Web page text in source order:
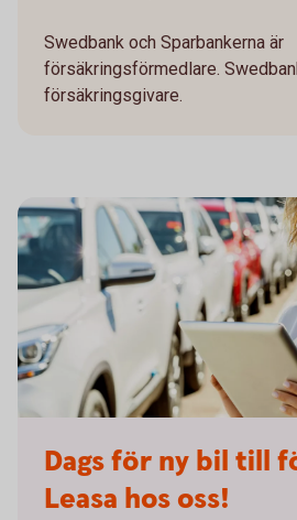
Swedbank och Sparbankerna är
försäkringsförmedlare.
försäkringsgivare.
Dags för ny bil till
Leasa hos oss!